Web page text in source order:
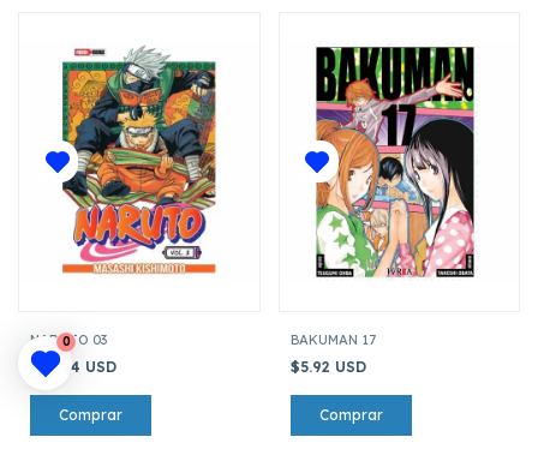
NARUTO 03
$10.44 USD
BAKUMAN 17
$5.92 USD
0